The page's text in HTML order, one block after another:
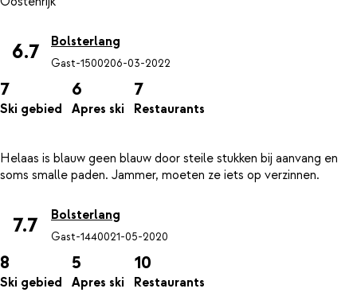
6.7 Bolsterlang
Gast-1500206-03-2022
7
Ski gebied
6
Apres ski
7
Restaurants
Helaas is blauw geen blauw door steile stukken bij aanvang en
7.7 Bolsterlang
Gast-1440021-05-2020
8
Ski gebied
5
Apres ski
10
Restaurants